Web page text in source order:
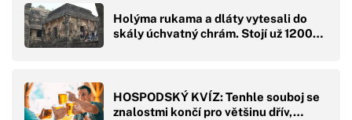
Holýma rukama a dláty vytesali do
skály úchvatný chrám. Stojí už 1200…
HOSPODSKÝ KVÍZ: Tenhle souboj se
znalostmi končí pro většinu dřív,…